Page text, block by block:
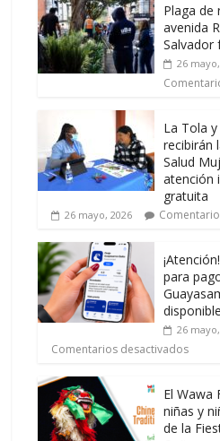
Plaga de
avenida
Salvador
26
La Tola
recibirán
Salud
atención
gratuita
26 mayo, 2026
para
disponible
26
Comentarios desactivados
El Wawa
niñas y
de la